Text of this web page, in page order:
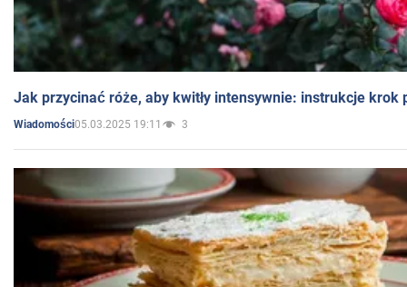
Jak przycinać róże, aby kwitły intensywnie: instrukcje krok
Wiadomości05.03.2025 19:11 3